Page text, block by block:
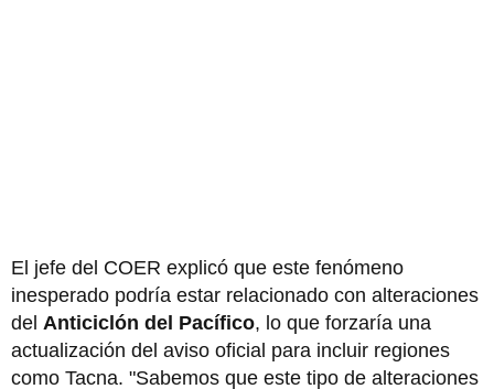
El jefe del COER explicó que este fenómeno
inesperado podría estar relacionado con alteraciones
del Anticiclón del Pacífico, lo que forzaría una
actualización del aviso oficial para incluir regiones
como Tacna. "Sabemos que este tipo de alteraciones